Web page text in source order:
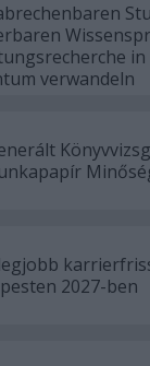
verwandeln
2027-ben